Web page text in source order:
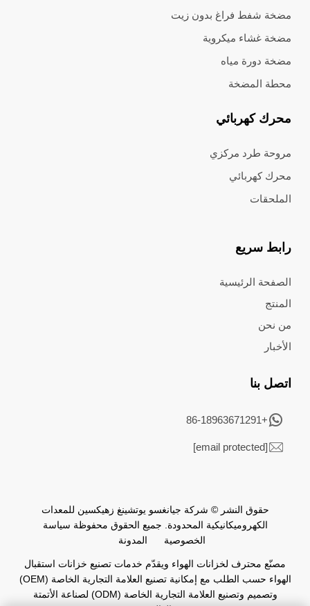
مضخة شفط فراغ بدون زيت
مضخة غشاء ميكروية
مضخة دورة مياه
محطة المضخة
محرك كهربائي
مروحة طرد مركزي
محرك كهربائي
الملحقات
رابط سريع
الصفحة الرئيسية
المنتج
من نحن
الأخبار
اتصل بنا
+86-18963671291
[email protected]
حقوق النشر © شركة جيانغسو يوتشينغ زهيكسين للمعدات
الكهروميكانيكية المحدودة. جميع الحقوق محفوظة سياسة
الخصوصية
المدونة
مصنّع محترف لخزانات الهواء ويقدّم خدمات تصنيع خزانات استقبال
الهواء حسب الطلب مع إمكانية تصنيع العلامة التجارية الخاصة (OEM)
وتصميم وتصنيع العلامة التجارية الخاصة (ODM) لصناعة الأتمتة